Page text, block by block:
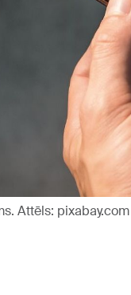
Attēls: pixabay.com